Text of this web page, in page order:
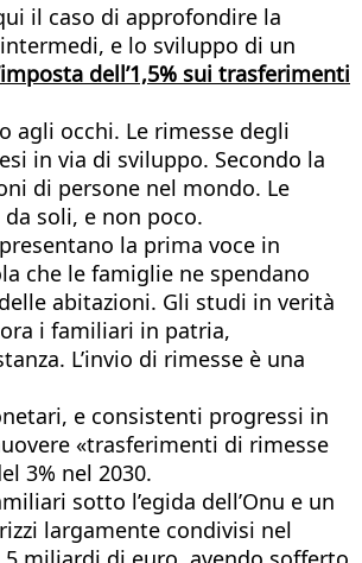
il caso di approfondire la
e lo sviluppo di un
dell’1,5% sui trasferimenti
agli occhi. Le rimesse degli
in via di sviluppo. Secondo la
di persone nel mondo. Le
soli, e non poco.
la prima voce in
che le famiglie ne spendano
abitazioni. Gli studi in verità
i familiari in patria,
L’invio di rimesse è una
e consistenti progressi in
«trasferimenti di rimesse
3% nel 2030.
sotto l’egida dell’Onu e un
largamente condivisi nel